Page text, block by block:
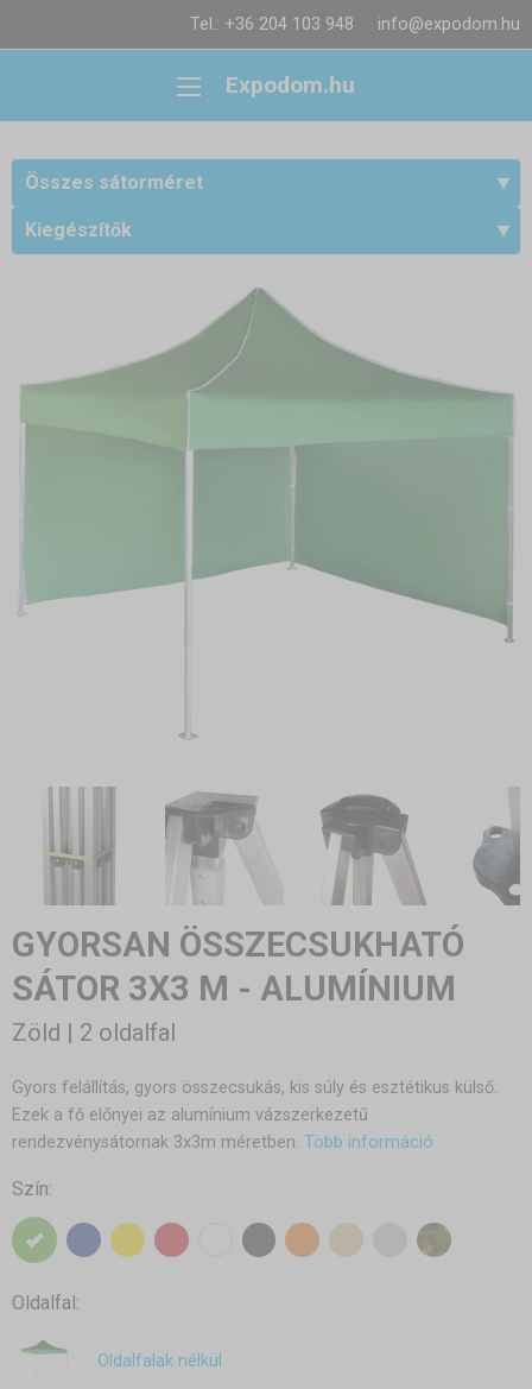
Tel.: +36 204 103 948 info@expodom.hu
Expodom.hu
Összes sátorméret
Kiegészítők
GYORSAN ÖSSZECSUKHATÓ
SÁTOR 3X3 M - ALUMÍNIUM
Zöld | 2 oldalfal
Gyors felállítás, gyors összecsukás, kis súly és esztétikus külső.
Ezek a fő előnyei az alumínium vázszerkezetű
rendezvénysátornak 3x3m méretben. Több információ
Szín:
Oldalfal:
Oldalfalak nélkül